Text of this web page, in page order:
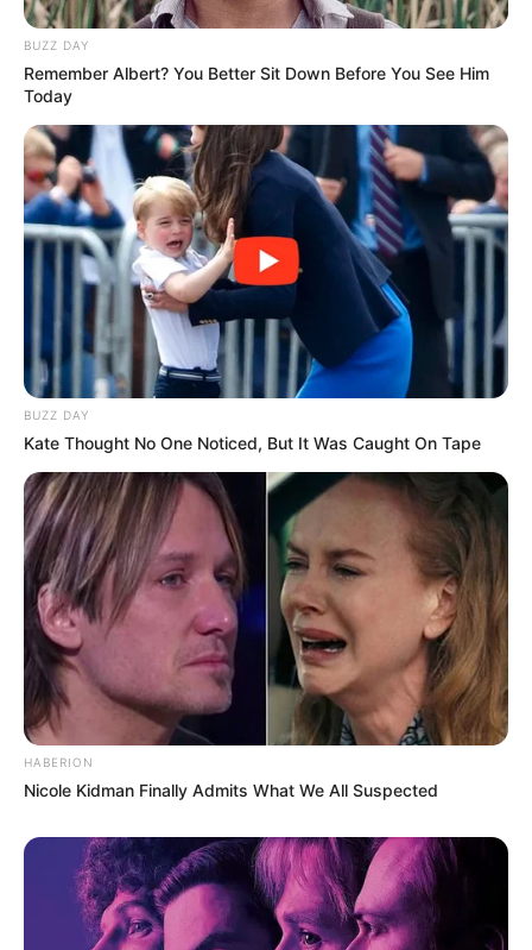
πυροβολισμό μια τεράστια αρκούδα 300
κιλών
Χειροπέδες σε 49χρονο φυγόδικο της
Σπείρα είχε στήσει υπερσύγχρονα
εργαστήρια κάνναβης στην Αττική και
πουλούσε ναρκωτικά μέχρι και στην
Πανεπιστημιούπολη
Δείτε όλες τις τελευταίεςΕιδήσεις από την Ελλάδα και
τον Κόσμο, τη στιγμή που συμβαίνουν, στο
BUZZ DAY
Remember Albert? You Better Sit Down Before You See Him
Today
BUZZ DAY
Kate Thought No One Noticed, But It Was Caught On Tape
HABERION
Nicole Kidman Finally Admits What We All Suspected